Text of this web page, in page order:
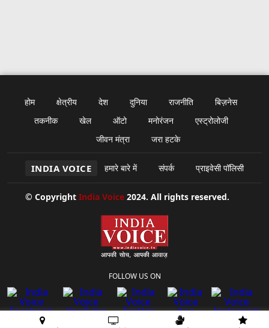
होम क्षेत्रीय देश दुनिया राजनीति
बिज़नेस
तकनीक
खेल ऑटो मनोरंजन
एस्ट्रोलोजी
जीवन मंत्रा
जरा हटके
INDIA VOICE हमारे बारे में संपर्क प्राइवेसी पॉलिसी
© Copyright India Voice 2024. All rights reserved.
FOLLOW US ON